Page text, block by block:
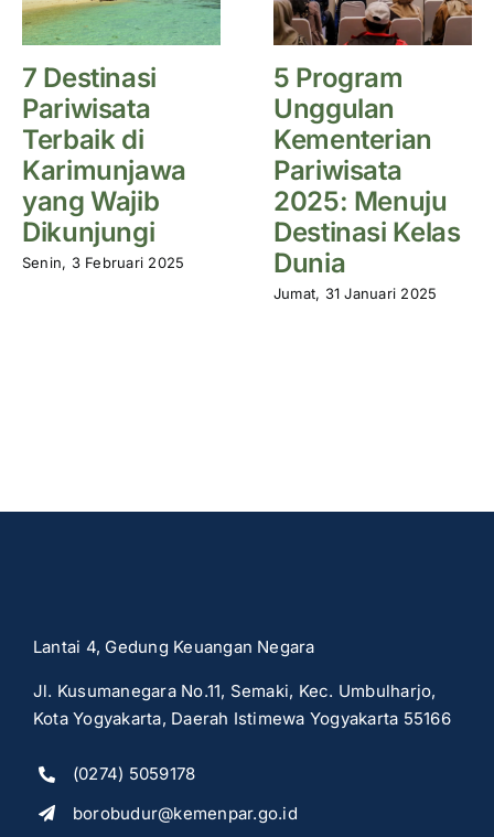
7 Destinasi
Pariwisata
Terbaik di
Karimunjawa
yang Wajib
Dikunjungi
Senin, 3 Februari 2025
5 Program
Unggulan
Kementerian
Pariwisata
2025: Menuju
Destinasi Kelas
Dunia
Jumat, 31 Januari 2025
Lantai 4, Gedung Keuangan Negara
Jl. Kusumanegara No.11, Semaki, Kec. Umbulharjo,
Kota Yogyakarta, Daerah Istimewa Yogyakarta 55166
(0274) 5059178
borobudur@kemenpar.go.id